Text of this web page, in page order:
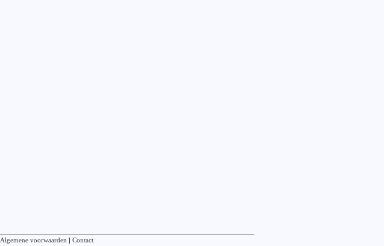
Algemene voorwaarden | Contact